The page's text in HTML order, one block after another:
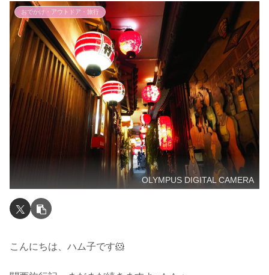
おでかけ・アウトドア・旅行
OLYMPUS DIGITAL CAMERA
こんにちは、ハム子です🐹